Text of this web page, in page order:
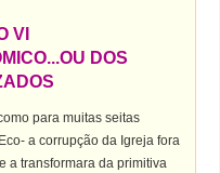
VI
DOS
para muitas seitas
a corrupção da Igreja fora
a transformara da primitiva